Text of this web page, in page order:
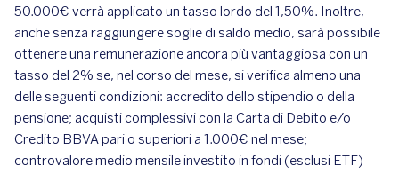
50.000€ verrà applicato un tasso lordo del 1,50%. Inoltre,
anche senza raggiungere soglie di saldo medio, sarà possibile
ottenere una remunerazione ancora più vantaggiosa con un
tasso del 2% se, nel corso del mese, si verifica almeno una
delle seguenti condizioni: accredito dello stipendio o della
pensione; acquisti complessivi con la Carta di Debito e/o
Credito BBVA pari o superiori a 1.000€ nel mese;
controvalore medio mensile investito in fondi (esclusi ETF)